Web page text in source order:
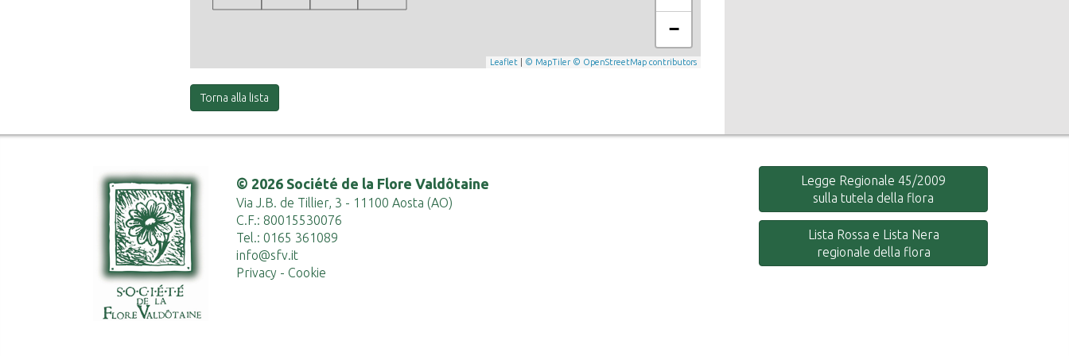
−
Leaflet © MapTiler © OpenStreetMap contributors
Torna alla lista
© 2026 Société de la Flore Valdôtaine
Via J.B. de Tillier, 3 - 11100 Aosta (AO)
C.F.: 80015530076
Tel.: 0165 361089
info@sfv.it
Privacy - Cookie
Legge Regionale 45/2009
sulla tutela della flora
Lista Rossa e Lista Nera
regionale della flora